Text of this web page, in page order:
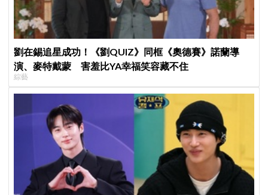
劉在錫追星成功！《劉QUIZ》同框《奧德賽》諾蘭導
演、麥特戴蒙 害羞比YA幸福笑容藏不住
綜藝